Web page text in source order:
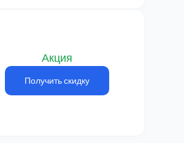
Акция
Получить скидку